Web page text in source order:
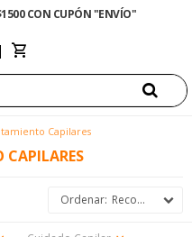
CON CUPÓN "ENVÍO"
Capilares
Recomendados